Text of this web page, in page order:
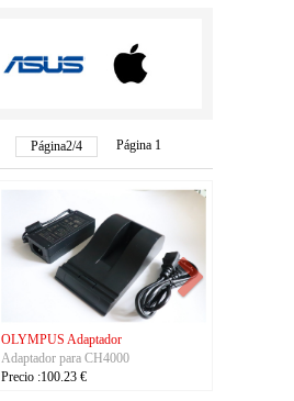
Página2/4 Página 1
OLYMPUS Adaptador
Adaptador para CH4000
Precio :100.23 €